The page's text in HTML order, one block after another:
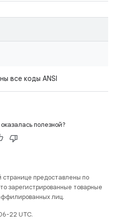
все коды ANSI
полезной?
странице предоставлены по
зарегистрированные товарные
лиц.
22 UTC.